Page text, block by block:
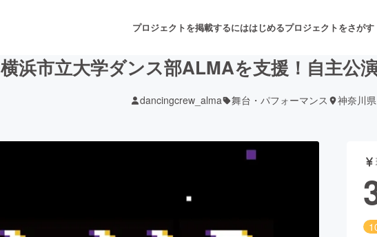
プロジェクトを掲載するにははじめるプロジェクトをさがす
舞台・パフォー
横浜市立大学ダンス部ALMAを支援！自主公
dancingcrew_alma 舞台・パフォーマンス 神奈川県